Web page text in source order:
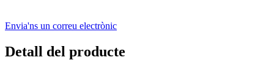
Envia'ns un correu electrònic
Detall del producte